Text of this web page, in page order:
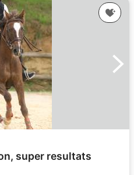
super resultats